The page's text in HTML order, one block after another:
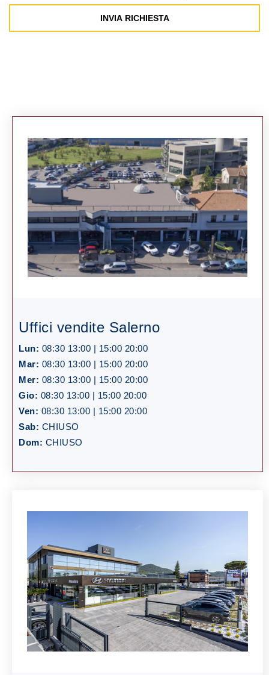
Uffici vendite Salerno
Lun: 08:30 13:00 | 15:00 20:00
Mar: 08:30 13:00 | 15:00 20:00
Mer: 08:30 13:00 | 15:00 20:00
Gio: 08:30 13:00 | 15:00 20:00
Ven: 08:30 13:00 | 15:00 20:00
Sab: CHIUSO
Dom: CHIUSO